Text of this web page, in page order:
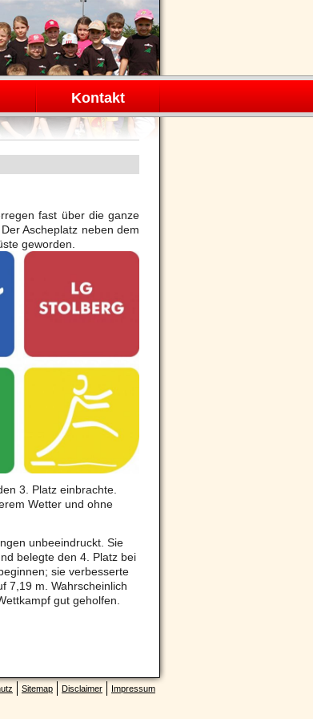
Kontakt
fast über die ganze
Ascheplatz neben dem
geworden.
3. Platz einbrachte.
Wetter und ohne
unbeeindruckt. Sie
belegte den 4. Platz bei
sie verbesserte
7,19 m. Wahrscheinlich
gut geholfen.
Impressum
Disclaimer
Sitemap